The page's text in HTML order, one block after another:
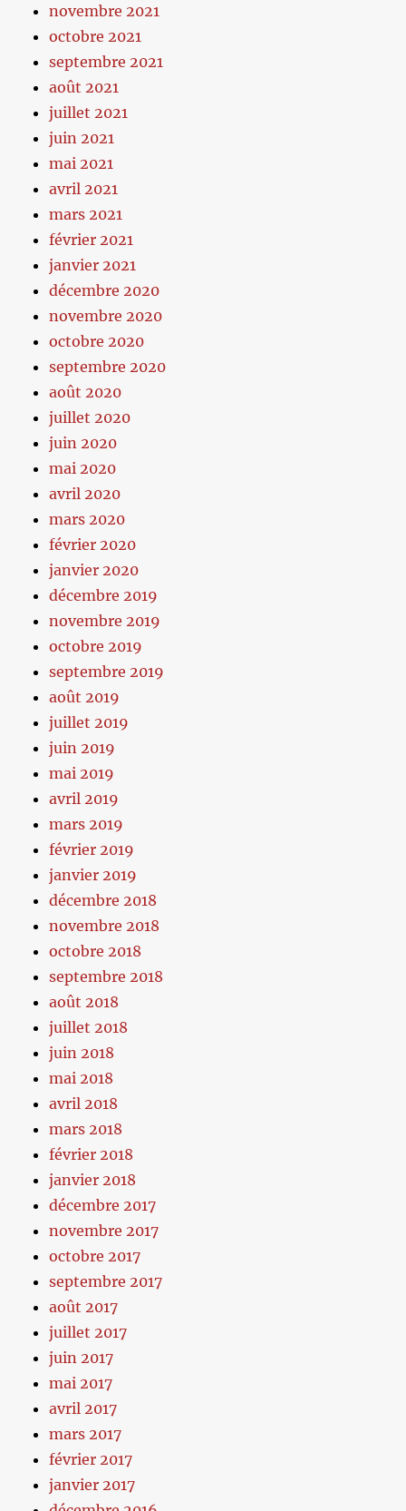
novembre 2021
octobre 2021
septembre 2021
août 2021
juillet 2021
juin 2021
mai 2021
avril 2021
mars 2021
février 2021
janvier 2021
décembre 2020
novembre 2020
octobre 2020
septembre 2020
août 2020
juillet 2020
juin 2020
mai 2020
avril 2020
mars 2020
février 2020
janvier 2020
décembre 2019
novembre 2019
octobre 2019
septembre 2019
août 2019
juillet 2019
juin 2019
mai 2019
avril 2019
mars 2019
février 2019
janvier 2019
décembre 2018
novembre 2018
octobre 2018
septembre 2018
août 2018
juillet 2018
juin 2018
mai 2018
avril 2018
mars 2018
février 2018
janvier 2018
décembre 2017
novembre 2017
octobre 2017
septembre 2017
août 2017
juillet 2017
juin 2017
mai 2017
avril 2017
mars 2017
février 2017
janvier 2017